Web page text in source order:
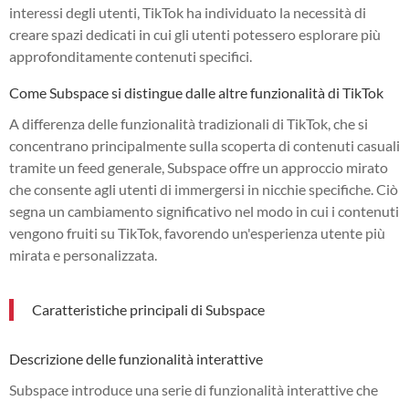
interessi degli utenti, TikTok ha individuato la necessità di
creare spazi dedicati in cui gli utenti potessero esplorare più
approfonditamente contenuti specifici.
Come Subspace si distingue dalle altre funzionalità di TikTok
A differenza delle funzionalità tradizionali di TikTok, che si
concentrano principalmente sulla scoperta di contenuti casuali
tramite un feed generale, Subspace offre un approccio mirato
che consente agli utenti di immergersi in nicchie specifiche. Ciò
segna un cambiamento significativo nel modo in cui i contenuti
vengono fruiti su TikTok, favorendo un'esperienza utente più
mirata e personalizzata.
Caratteristiche principali di Subspace
Descrizione delle funzionalità interattive
Subspace introduce una serie di funzionalità interattive che